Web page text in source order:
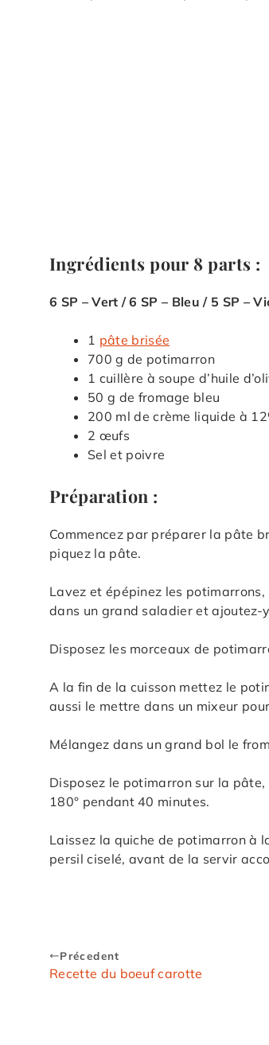
Ingrédients pour 8 parts :
6 SP – Vert / 6 SP – Bleu / 5 SP –
1 pâte brisée
700 g de potimarron
1 cuillère à soupe d’huile
50 g de fromage bleu
200 ml de crème liquide à
2 œufs
Sel et poivre
Préparation :
Commencez par préparer la pâte
piquez la pâte.
Lavez et épépinez les
dans un grand saladier et ajoutez-
Disposez les morceaux de
A la fin de la cuisson mettez le
aussi le mettre dans un mixeur
Mélangez dans un grand bol le
Disposez le potimarron sur la
180° pendant 40 minutes.
Laissez la quiche de potimarron à
persil ciselé, avant de la servir
Précedent
Recette du boeuf carotte